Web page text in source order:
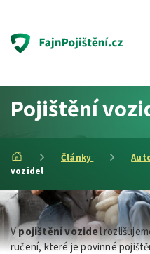
Pojištění
Články
vozidel
Vpojištění vozidel
ručení, které je povinné